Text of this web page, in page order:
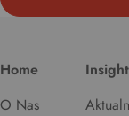
Home
O Nas